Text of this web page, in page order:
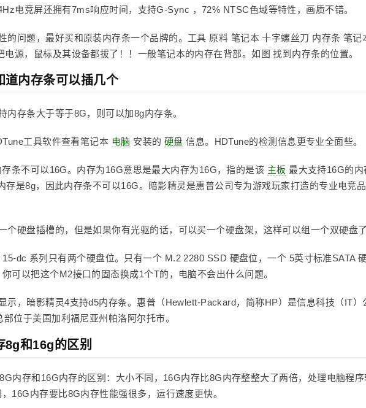
电竞屏还拥有7ms响应时间，支持G-Sync ，72% NTSC色域等特性，画质不错。
的问题，最好买和原装内存条一个品牌的。工具 原料 笔记本 十字螺丝刀 内存条 笔记
源，鼠标及其设备都拔了！！一般笔记本的内存在背部。如图 找到内存条的位置。
道内存条可以插几个
内存条大于等于8G，则可以加8g内存条。
工具软件查看笔记本 电脑 安装的 硬盘 信息。HDTune的检测信息更专业全面些。
条不可以16G。内存为16G意思是最大内存为16G，指的是该 主板 最大支持16G的内
存是8g，因此内存条不可以16G。暗影精灵是惠普公司专为游戏玩家打造的专业电竞品
个硬盘插槽的，但是如果你有光驱的话，可以买一个硬盘架，这样可以组一个双硬盘了
dc 系列只有两个硬盘位。只有一个 M.2 2280 SSD 硬盘位，一个 5英寸标准SATA
可以把这个M2接口的固态换成1个T的，电脑不会出什么问题。
示，暗影精灵4支持d5内存条。惠普（Hewlett-Packard，简称HP）是信息科技（IT）
位于美国加利福尼亚州帕洛阿尔托市。
8g和16g的区别
内存和16G内存的区别：大小不同，16G内存比8G内存整整大了两倍，处理电脑程
16G内存要比8G内存性能强很多，运行速度更快。